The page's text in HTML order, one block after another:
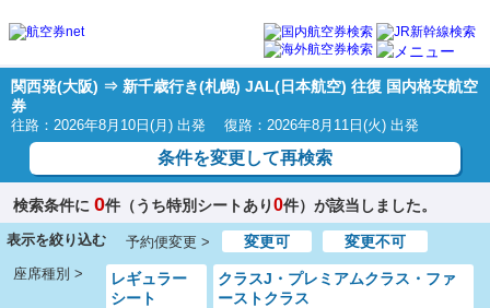
関西発(大阪) ⇒ 新千歳行き(札幌) JAL(日本航空) 往復 国内格安航空
券
往路：2026年8月10日(月) 出発 復路：2026年8月11日(火) 出発
条件を変更して再検索
検索条件に 0件（うち特別シートあり0件）が該当しました。
表示を絞り込む 予約便変更 > 変更可 変更不可
座席種別 >
レギュラー
シート
クラスJ・プレミアムクラス・ファ
ーストクラス